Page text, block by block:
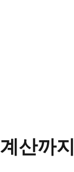
산까지